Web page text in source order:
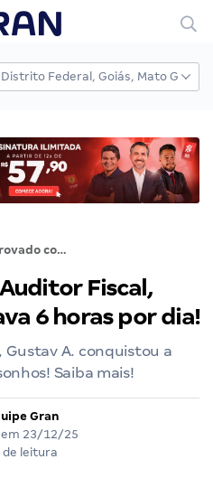
Aprovado como Auditor Fiscal, Gustav A. estudava 6 horas por dia!
Fiscal,
6 horas por dia!
Gustav A. conquistou a
Saiba mais!
Gran
23/12/25
de leitura